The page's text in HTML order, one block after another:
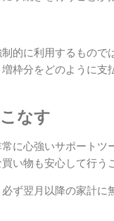
的に利用するもので
枠分をどのように支
なす
に心強いサポートツ
い物も安心して行う
ず翌月以降の家計に